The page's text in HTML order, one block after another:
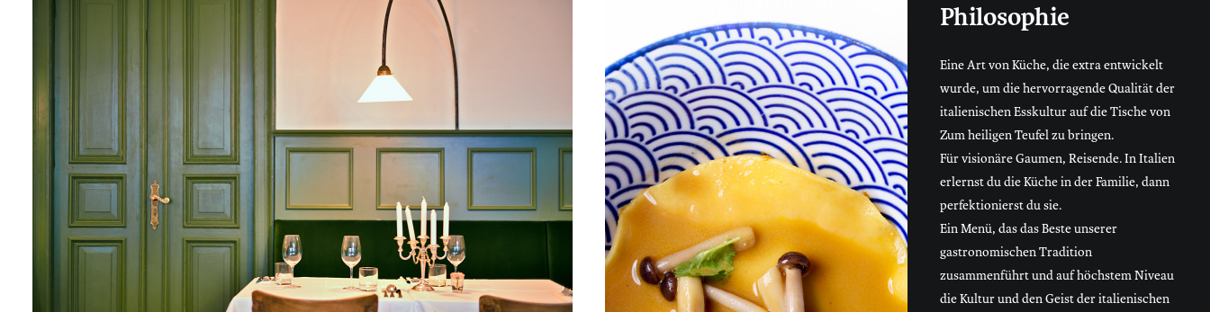
Philosophie
Eine Art von Küche, die extra entwickelt
wurde, um die hervorragende Qualität der
italienischen Esskultur auf die Tische von
Zum heiligen Teufel zu bringen.
Für visionäre Gaumen, Reisende. In Italien
erlernst du die Küche in der Familie, dann
perfektionierst du sie.
Ein Menü, das das Beste unserer
gastronomischen Tradition
zusammenführt und auf höchstem Niveau
die Kultur und den Geist der italienischen